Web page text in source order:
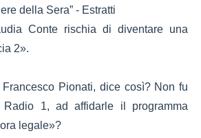
della Sera” - Estratti
Conte rischia di diventare una
2».
Francesco Pionati, dice così? Non fu
1, ad affidarle il programma
legale»?